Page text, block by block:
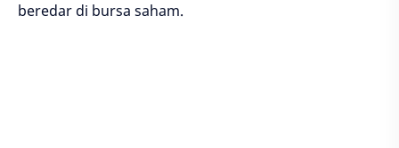
beredar di bursa saham.